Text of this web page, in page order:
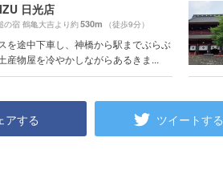
日光店
の宿 鶴亀大吉より約530m （徒歩9分）
を途中下車し、神橋から駅までぶらぶ
産物屋を冷やかしながらあるきま...
アする ツイートする